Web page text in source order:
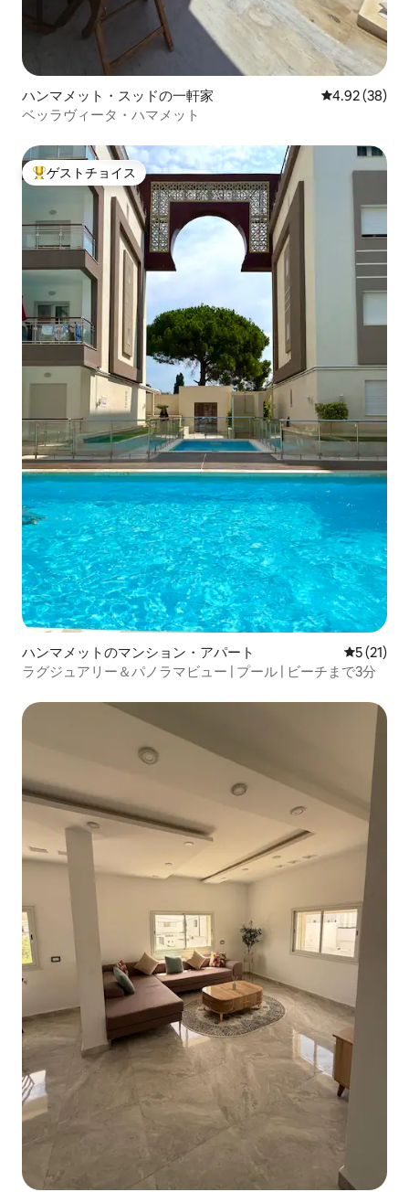
ハンマメット・スッドの一軒家 レビュー38
4.92 (38)
ベッラヴィータ・ハマメット
大好評のゲストチョイスです。
ゲストチョイス
ハンマメットのマンション・アパート レビュー
5 (21)
ラグジュアリー＆パノラマビュー | プール | ビーチまで3分